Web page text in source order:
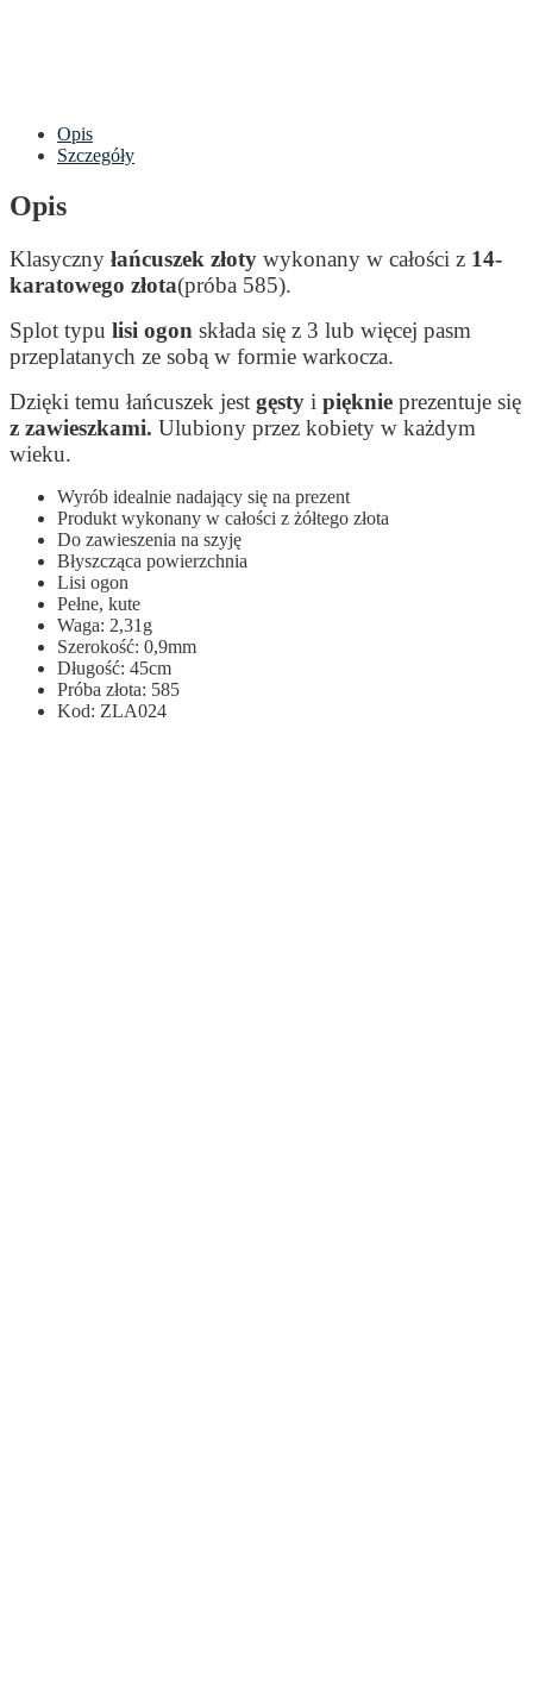
Opis
Szczegóły
Opis
Klasyczny łańcuszek złoty wykonany w całości z 14-
karatowego złota(próba 585).
Splot typu lisi ogon składa się z 3 lub więcej pasm
przeplatanych ze sobą w formie warkocza.
Dzięki temu łańcuszek jest gęsty i pięknie prezentuje się
z zawieszkami. Ulubiony przez kobiety w każdym
wieku.
Wyrób idealnie nadający się na prezent
Produkt wykonany w całości z żółtego złota
Do zawieszenia na szyję
Błyszcząca powierzchnia
Lisi ogon
Pełne, kute
Waga: 2,31g
Szerokość: 0,9mm
Długość: 45cm
Próba złota: 585
Kod: ZLA024